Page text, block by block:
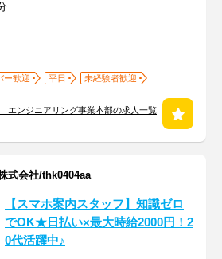
ー歓迎 平日
未経験者歓迎
エンジニアリング事業本部の求人一覧
式会社/thk0404aa
【スマホ案内スタッフ】知識ゼロ
でOK★日払い×最大時給2000円！2
0代活躍中♪